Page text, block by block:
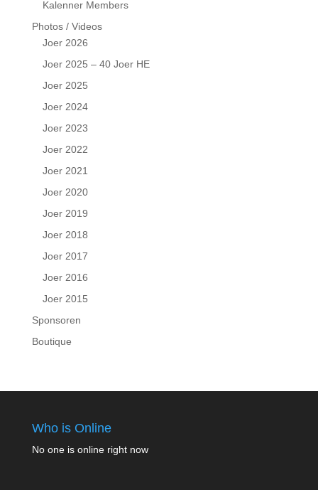
Kalenner Members
Photos / Videos
Joer 2026
Joer 2025 – 40 Joer HE
Joer 2025
Joer 2024
Joer 2023
Joer 2022
Joer 2021
Joer 2020
Joer 2019
Joer 2018
Joer 2017
Joer 2016
Joer 2015
Sponsoren
Boutique
Who is Online
No one is online right now